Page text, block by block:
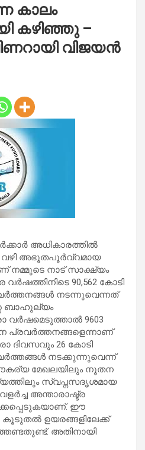
കാലം
കഴിഞ്ഞു –
വിജയന്‍
അധികാരത്തിൽ
വഴി അഭൂതപൂർവ്വമായ
നമ്മുടെ നാട് സാക്ഷ്യം
90,562 കോടി
നടന്നുവെന്നത്
ബാഹുല്യം
വർഷമെടുത്താൽ 9603
പ്രവർത്തനങ്ങളെന്നാണ്
ദിവസവും 26 കോടി
നടക്കുന്നുവെന്ന്
മേഖലയിലും നൂതന
സ്വപ്നസദൃശമായ
അന്താരാഷ്ട്ര
ഈ
കൂടുതൽ ഉയരങ്ങളിലേക്ക്
അതിനായി